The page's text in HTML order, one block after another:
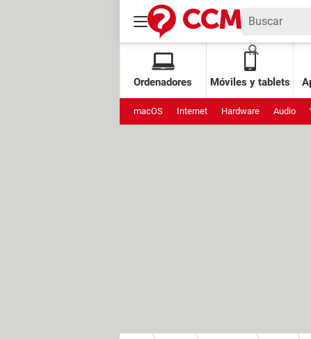
Ordenadores Móviles y tablets
macOS Internet Hardware Audio